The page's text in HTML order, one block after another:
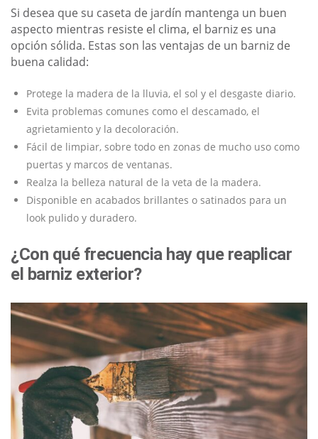
Si desea que su caseta de jardín mantenga un buen
aspecto mientras resiste el clima, el barniz es una
opción sólida. Estas son las ventajas de un barniz de
buena calidad:
Protege la madera de la lluvia, el sol y el desgaste diario.
Evita problemas comunes como el descamado, el
agrietamiento y la decoloración.
Fácil de limpiar, sobre todo en zonas de mucho uso como
puertas y marcos de ventanas.
Realza la belleza natural de la veta de la madera.
Disponible en acabados brillantes o satinados para un
look pulido y duradero.
¿Con qué frecuencia hay que reaplicar
el barniz exterior?